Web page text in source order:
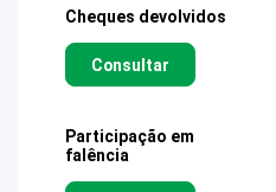
Cheques devolvidos
Consultar
Participação em
falência